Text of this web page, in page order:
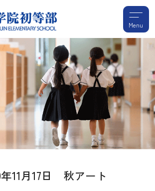
Menu
年11月17日 秋アート